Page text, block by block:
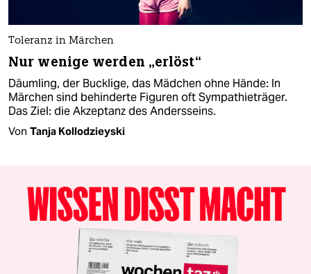
Toleranz in Märchen
Nur wenige werden „erlöst“
Däumling, der Bucklige, das Mädchen ohne Hände: In
Märchen sind behinderte Figuren oft Sympathieträger.
Das Ziel: die Akzeptanz des Andersseins.
Von Tanja Kollodzieyski